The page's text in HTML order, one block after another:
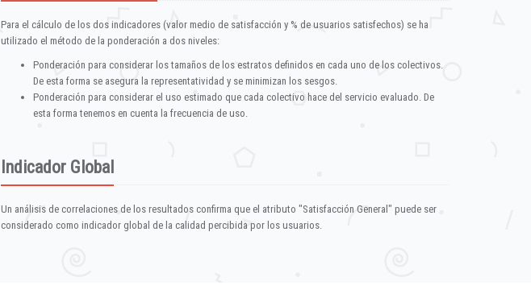
Para el cálculo de los dos indicadores (valor medio de satisfacción y % de usuarios satisfechos) se ha
utilizado el método de la ponderación a dos niveles:
Ponderación para considerar los tamaños de los estratos definidos en cada uno de los colectivos.
De esta forma se asegura la representatividad y se minimizan los sesgos.
Ponderación para considerar el uso estimado que cada colectivo hace del servicio evaluado. De
esta forma tenemos en cuenta la frecuencia de uso.
Indicador Global
Un análisis de correlaciones de los resultados confirma que el atributo "Satisfacción General" puede ser
considerado como indicador global de la calidad percibida por los usuarios.